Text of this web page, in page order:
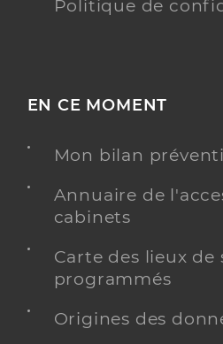
Politique de
EN CE MOMENT
Mon bilan
Annuaire de
cabinets
Carte des lieux de
programmés
Origines des